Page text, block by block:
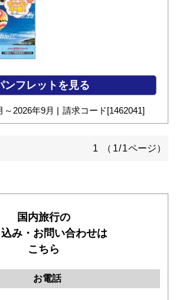
ンフレットを見る
～ 2026年9月 請求コード[1462041]
1 （ 1/1ページ）
国内旅行の
み・お問い合わせは
こちら
お電話